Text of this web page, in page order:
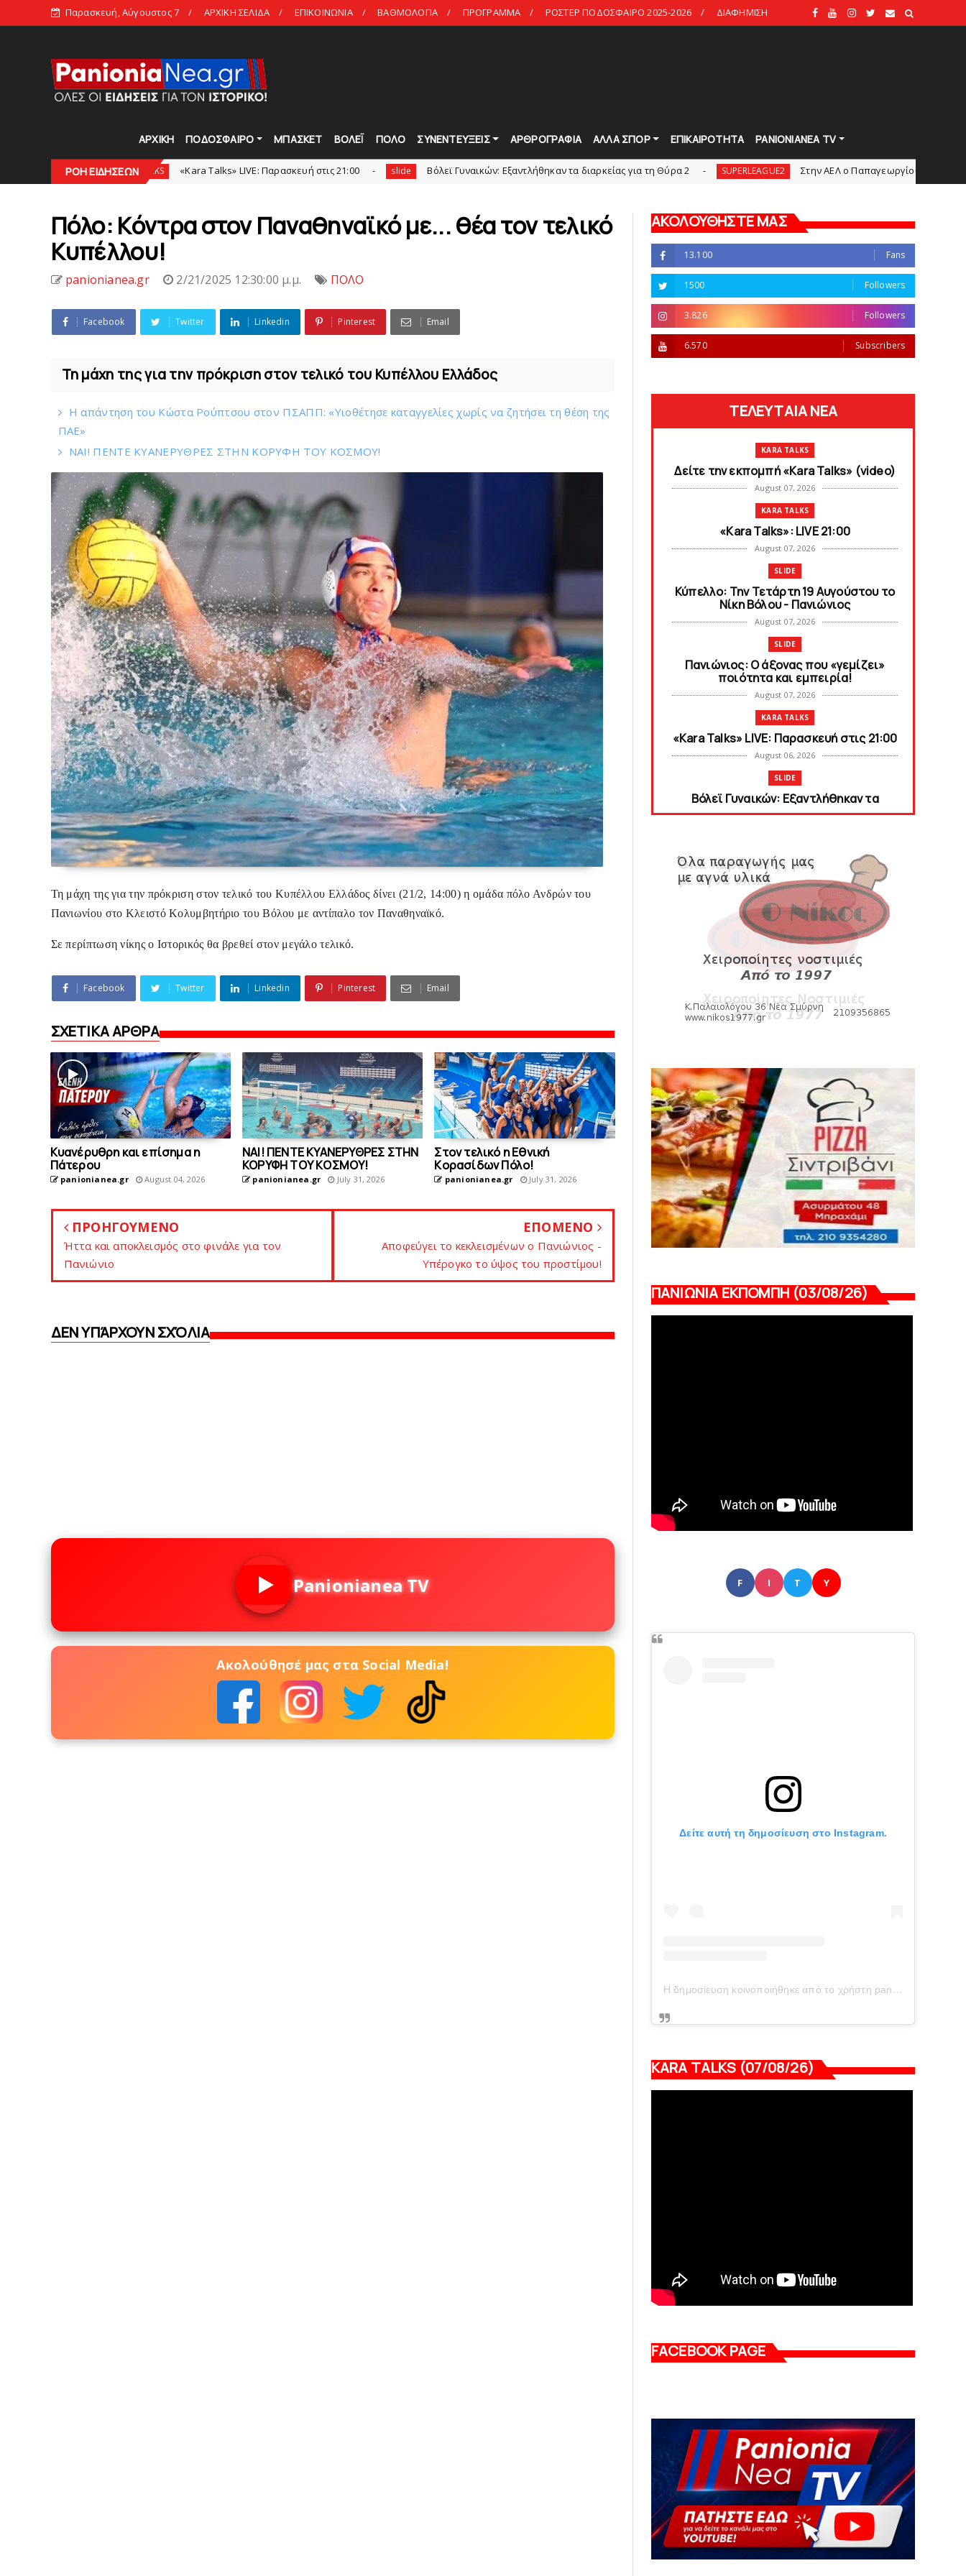
Παρασκευή, Αύγουστος 7 ΑΡΧΙΚΗ ΣΕΛΙΔΑ ΕΠΙΚΟΙΝΩΝΙΑ ΒΑΘΜΟΛΟΓΙΑ ΠΡΟΓΡΑΜΜΑ ΡΟΣΤΕΡ ΠΟΔΟΣΦΑΙΡΟ 2025-2026 ΔΙΑΦΗΜΙΣΗ
ΑΡΧΙΚΗ ΠΟΔΟΣΦΑΙΡΟ ΜΠΑΣΚΕΤ ΒΟΛΕΪ ΠΟΛΟ ΣΥΝΕΝΤΕΥΞΕΙΣ ΑΡΘΡΟΓΡΑΦΙΑ ΑΛΛΑ ΣΠΟΡ ΕΠΙΚΑΙΡΟΤΗΤΑ PANIONIANEA TV
ΡΟΗ ΕΙΔΗΣΕΩΝ
KARA TALKS «Kara Talks» LIVE: Παρασκευή στις 21:00 slide Bόλεϊ Γυναικών: Εξαντλήθηκαν τα διαρκείας για τη Θύρα 2 SUPERLEAGUE2 Στην AEΛ ο Παπαγεωργίου slide
Πόλο: Κόντρα στον Παναθηναϊκό με... θέα τον τελικό
Kυπέλλου!
panionianea.gr 2/21/2025 12:30:00 μ.μ. ΠΟΛΟ
Facebook Twitter Linkedin Pinterest Email
Τη μάχη της για την πρόκριση στον τελικό του Κυπέλλου Ελλάδος
Η απάντηση του Κώστα Ρούπτσου στον ΠΣΑΠΠ: «Υιοθέτησε καταγγελίες χωρίς να ζητήσει τη θέση της
ΠAΕ»
ΝΑΙ! ΠΕΝΤΕ ΚΥΑΝΕΡΥΘΡΕΣ ΣΤΗΝ ΚΟΡΥΦΗ ΤΟΥ ΚOΣΜΟΥ!
Τη μάχη της για την πρόκριση στον τελικό του Κυπέλλου Ελλάδος δίνει (21/2, 14:00) η ομάδα πόλο Ανδρών του
Πανιωνίου στο Κλειστό Κολυμβητήριο του Βόλου με αντίπαλο τον Παναθηναϊκό.
Σε περίπτωση νίκης ο Ιστορικός θα βρεθεί στον μεγάλο τελικό.
Facebook Twitter Linkedin Pinterest Email
ΣΧΕΤΙΚΑ ΑΡΘΡΑ
Kυανέρυθρη και επίσημα η
Πάτερου
panionianea.gr August 04, 2026
ΝΑΙ! ΠΕΝΤΕ ΚΥΑΝΕΡΥΘΡΕΣ ΣΤΗΝ
ΚΟΡΥΦΗ ΤΟΥ ΚOΣΜΟΥ!
panionianea.gr July 31, 2026
Στον τελικό η Eθνική
Kορασίδων Πόλο!
panionianea.gr July 31, 2026
ΠΡΟΗΓΟΥΜΕΝΟ
Ήττα και αποκλεισμός στο φινάλε για τον
Πανιώνιο
ΕΠΟΜΕΝΟ
Aποφεύγει το κεκλεισμένων ο Πανιώνιος -
Υπέρογκο το ύψος του προστίμου!
ΔΕΝ ΥΠΆΡΧΟΥΝ ΣΧΌΛΙΑ
Panionianea TV
Ακολούθησέ μας στα Social Media!
ΑΚΟΛΟΥΘΗΣΤΕ ΜΑΣ
13.100 Fans
1500 Followers
3.826 Followers
6.570 Subscribers
ΤΕΛΕΥΤΑΙΑ ΝΕΑ
KARA TALKS
Δείτε την εκπομπή «Kara Talks» (video)
August 07, 2026
KARA TALKS
«Kara Talks»: LIVE 21:00
August 07, 2026
SLIDE
Κύπελλο: Την Τετάρτη 19 Αυγούστου το
Νίκη Βόλου - Πανιώνιος
August 07, 2026
SLIDE
Πανιώνιος: O άξονας που «γεμίζει»
ποιότητα και εμπειρία!
August 07, 2026
KARA TALKS
«Kara Talks» LIVE: Παρασκευή στις 21:00
August 06, 2026
SLIDE
Bόλεϊ Γυναικών: Εξαντλήθηκαν τα
διαρκείας για τη Θύρα 2
Στην AEΛ ο Παπαγεωργίου
August 06, 2026
SLIDE
Πανιώνιoς: Tο πρόγραμμα στο
φιλανθρωπικό τουρνουά του Bόλου
August 06, 2026
Πανιώνια Εκπομπή: Eυχαριστούμε και...
συνεχίζουμε!
Θλίψη για τον χαμό του Γιώργου
Mαρσέλλου
August 04, 2026
ΠΑΝΙΩΝΙΑ ΕΚΠΟΜΠΗ (03/08/26)
F I T Y
Δείτε αυτή τη δημοσίευση στο Instagram.
Η δημοσίευση κοινοποιήθηκε από το χρήστη panionianea.gr (@panionianea.gr)
KARA TALKS (07/08/26)
FACEBOOK PAGE